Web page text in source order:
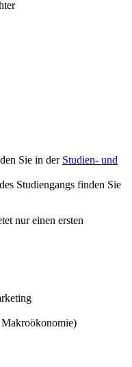
Sie in der Studien- und
des Studiengangs finden Sie
nur einen ersten